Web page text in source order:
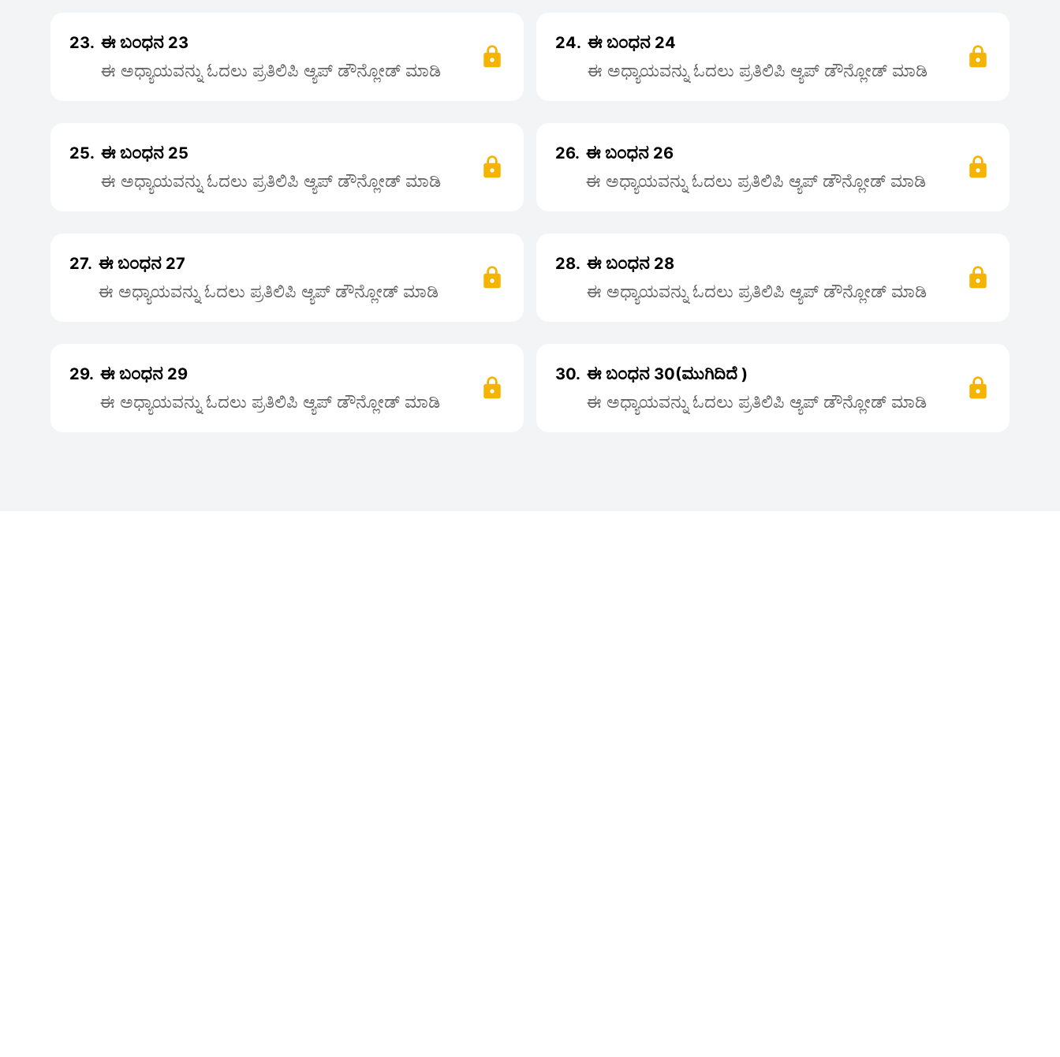
23. ಈ ಬಂಧನ 23
ಈ ಅಧ್ಯಾಯವನ್ನು ಓದಲು ಪ್ರತಿಲಿಪಿ ಆ್ಯಪ್ ಡೌನ್ಲೋಡ್ ಮಾಡಿ
24. ಈ ಬಂಧನ 24
ಈ ಅಧ್ಯಾಯವನ್ನು ಓದಲು ಪ್ರತಿಲಿಪಿ ಆ್ಯಪ್ ಡೌನ್ಲೋಡ್ ಮಾಡಿ
25. ಈ ಬಂಧನ 25
ಈ ಅಧ್ಯಾಯವನ್ನು ಓದಲು ಪ್ರತಿಲಿಪಿ ಆ್ಯಪ್ ಡೌನ್ಲೋಡ್ ಮಾಡಿ
26. ಈ ಬಂಧನ 26
ಈ ಅಧ್ಯಾಯವನ್ನು ಓದಲು ಪ್ರತಿಲಿಪಿ ಆ್ಯಪ್ ಡೌನ್ಲೋಡ್ ಮಾಡಿ
27. ಈ ಬಂಧನ 27
ಈ ಅಧ್ಯಾಯವನ್ನು ಓದಲು ಪ್ರತಿಲಿಪಿ ಆ್ಯಪ್ ಡೌನ್ಲೋಡ್ ಮಾಡಿ
28. ಈ ಬಂಧನ 28
ಈ ಅಧ್ಯಾಯವನ್ನು ಓದಲು ಪ್ರತಿಲಿಪಿ ಆ್ಯಪ್ ಡೌನ್ಲೋಡ್ ಮಾಡಿ
29. ಈ ಬಂಧನ 29
ಈ ಅಧ್ಯಾಯವನ್ನು ಓದಲು ಪ್ರತಿಲಿಪಿ ಆ್ಯಪ್ ಡೌನ್ಲೋಡ್ ಮಾಡಿ
30. ಈ ಬಂಧನ 30(ಮುಗಿದಿದೆ )
ಈ ಅಧ್ಯಾಯವನ್ನು ಓದಲು ಪ್ರತಿಲಿಪಿ ಆ್ಯಪ್ ಡೌನ್ಲೋಡ್ ಮಾಡಿ